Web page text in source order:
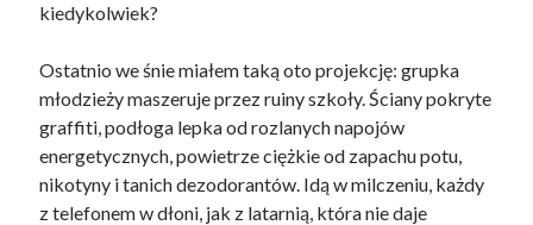
kiedykolwiek?
Ostatnio we śnie miałem taką oto projekcję: grupka
młodzieży maszeruje przez ruiny szkoły. Ściany pokryte
graffiti, podłoga lepka od rozlanych napojów
energetycznych, powietrze ciężkie od zapachu potu,
nikotyny i tanich dezodorantów. Idą w milczeniu, każdy
z telefonem w dłoni, jak z latarnią, która nie daje